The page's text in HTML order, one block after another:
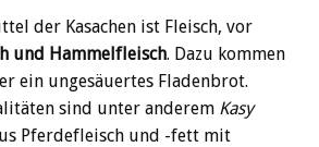
der Kasachen ist Fleisch, vor
und Hammelfleisch. Dazu kommen
ein ungesäuertes Fladenbrot.
sind unter anderem Kasy
Pferdefleisch und -fett mit